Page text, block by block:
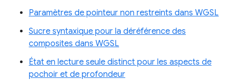
Paramètres de pointeur non restreints dans WGSL
Sucre syntaxique pour la déréférence des
composites dans WGSL
État en lecture seule distinct pour les aspects de
pochoir et de profondeur